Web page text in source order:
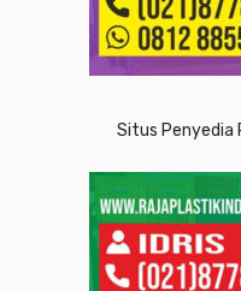
Situs Penyedia